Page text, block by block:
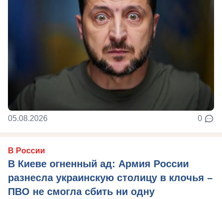
05.08.2026 0
В России
В Киеве огненный ад: Армия России
разнесла украинскую столицу в клочья –
ПВО не смогла сбить ни одну